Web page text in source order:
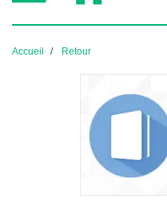
Accueil Retour